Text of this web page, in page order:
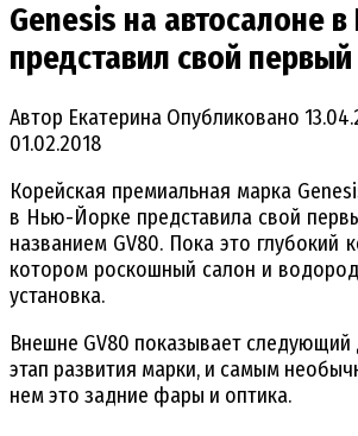
Genesis на автосалоне
представил свой
Автор Екатерина Опубликовано
01.02.2018
Корейская премиальная марка
в Нью-Йорке представила свой
названием GV80. Пока это глубокий
котором роскошный салон и
установка.
Внешне GV80 показывает следующий
этап развития марки, и самым
нем это задние фары и оптика.